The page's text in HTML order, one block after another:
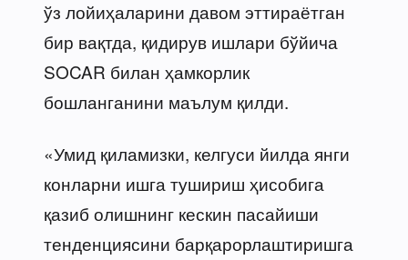
ўз лойиҳаларини давом эттираётган
бир вақтда, қидирув ишлари бўйича
SOCAR билан ҳамкорлик
бошланганини маълум қилди.
«Умид қиламизки, келгуси йилда янги
конларни ишга тушириш ҳисобига
қазиб олишнинг кескин пасайиши
тенденциясини барқарорлаштиришга